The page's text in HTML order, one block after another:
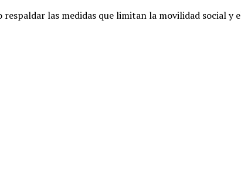
las medidas que limitan la movilidad social y